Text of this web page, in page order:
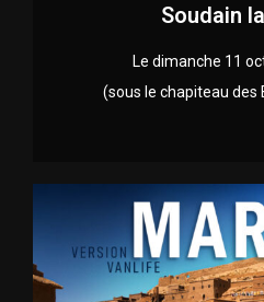
Soudain
Le dimanche 11
(sous le chapiteau des